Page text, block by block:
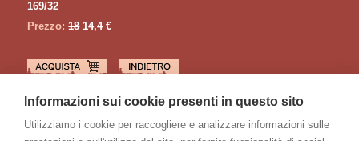
169/32
Prezzo: 1814,4 €
LETTURE CONSIGLIATE
Anrufung des grossen bären. Gedichte
Informazioni sui cookie presenti in questo sito
Utilizziamo i cookie per raccogliere e analizzare informazioni sulle